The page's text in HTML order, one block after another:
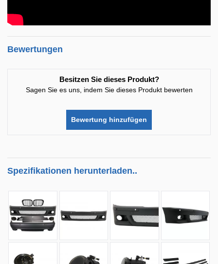
Bewertungen
Besitzen Sie dieses Produkt?
Sagen Sie es uns, indem Sie dieses Produkt bewerten
Bewertung hinzufügen
Spezifikationen herunterladen..